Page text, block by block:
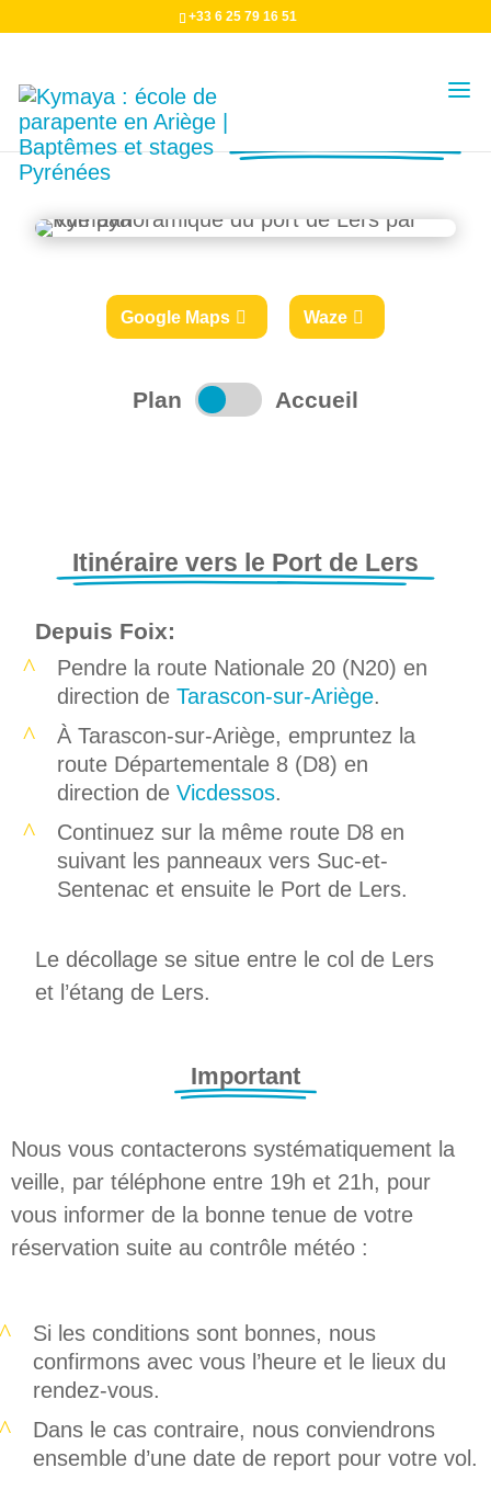
+33 6 25 79 16 51
Vous avez RDV
Google Maps Waze
Plan Accueil
Itinéraire vers le Port de Lers
Depuis Foix:
Pendre la route Nationale 20 (N20) en
direction deTarascon-sur-Ariège.
À Tarascon-sur-Ariège, empruntez la
route Départementale 8 (D8) en
direction deVicdessos.
Continuez sur la même route D8 en
suivant les panneaux vers Suc-et-
Sentenac et ensuite le Port de Lers.
Le décollage se situe entre le col de Lers
et l’étang de Lers.
Important
Nous vous contacterons systématiquement la
veille, par téléphone entre 19h et 21h, pour
vous informer de la bonne tenue de votre
réservation suite au contrôle météo :
Si les conditions sont bonnes, nous
confirmons avec vous l’heure et le lieux du
rendez-vous.
Dans le cas contraire, nous conviendrons
ensemble d’une date de report pour votre vol.